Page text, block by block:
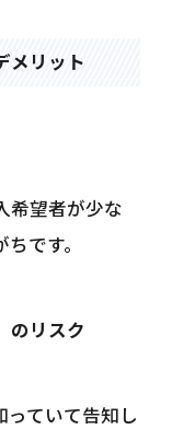
メリット
希望者が少な
です。
のリスク
っていて告知し